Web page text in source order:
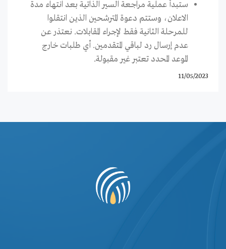
ستبدأ عملية مراجعة السير الذاتية بعد انتهاء مدة
الاعلان، وستتم دعوة المترشحين الذين انتقلوا
للمرحلة الثانية فقط لإجراء المقابلات. نعتذر عن
عدم إرسال رد لباقي المتقدمين. أي طلبات خارج
الموعد المحدد تعتبر غير مقبولة.
11/05/2023